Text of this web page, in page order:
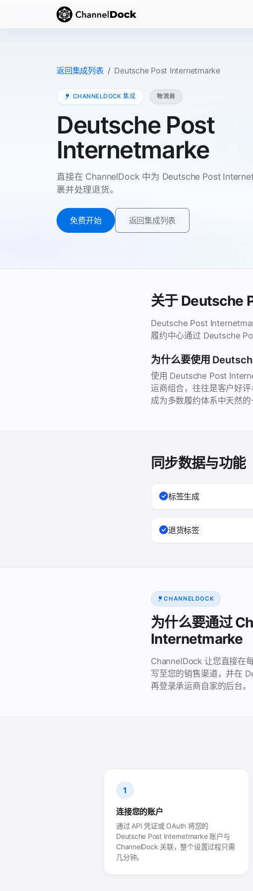
返回集成列表 Deutsche Post Internetmarke
CHANNELDOCK 集成 物流商
Deutsche Post
Internetmarke
直接在 ChannelDock 中为 Deutsche Post
裹并处理退货。
免费开始 返回集成列表
关于 Deutsche
Deutsche Post
履约中心通过 Deutsche
为什么要使用
使用 Deutsche Post
运商组合，往往是客户好
成为多数履约体系中天然的
同步数据与功能
标签生成
退货标签
CHANNELDOCK
为什么要通过
Internetmarke
ChannelDock 让您直接在
写至您的销售渠道，并在
再登录承运商自家的后台。
1
连接您的账户
通过 API 凭证或 OAuth 将您的
Deutsche Post Internetmarke 账户与
ChannelDock 关联，整个设置过程只需
几分钟。